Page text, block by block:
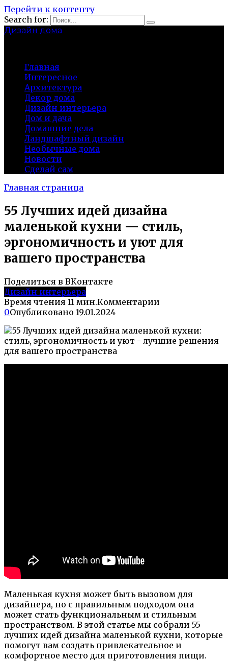
Перейти к контенту
Search for:
Дизайн дома
Главная
Интересное
Архитектура
Декор дома
Дизайн интерьера
Дом и дача
Домашние дела
Ландшафтный дизайн
Необычные дома
Новости
Сделай сам
Главная страница
55 Лучших идей дизайна
маленькой кухни — стиль,
эргономичность и уют для
вашего пространства
Поделиться в ВКонтакте
Дизайн интерьера
Время чтения 11 мин.Комментарии
0Опубликовано 19.01.2024
Маленькая кухня может быть вызовом для
дизайнера, но с правильным подходом она
может стать функциональным и стильным
пространством. В этой статье мы собрали 55
лучших идей дизайна маленькой кухни, которые
помогут вам создать привлекательное и
комфортное место для приготовления пищи.